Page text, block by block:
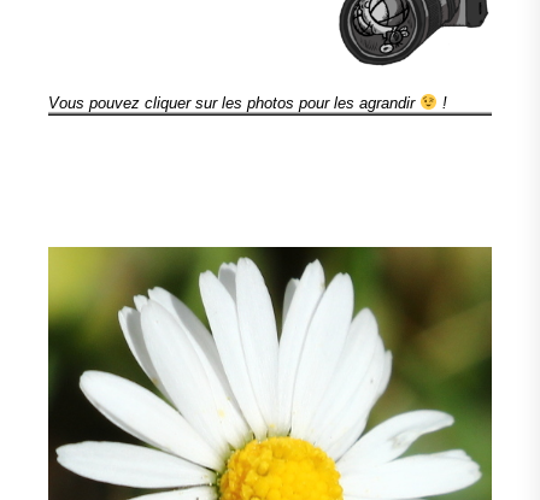
Vous pouvez cliquer sur les photos pour les agrandir !